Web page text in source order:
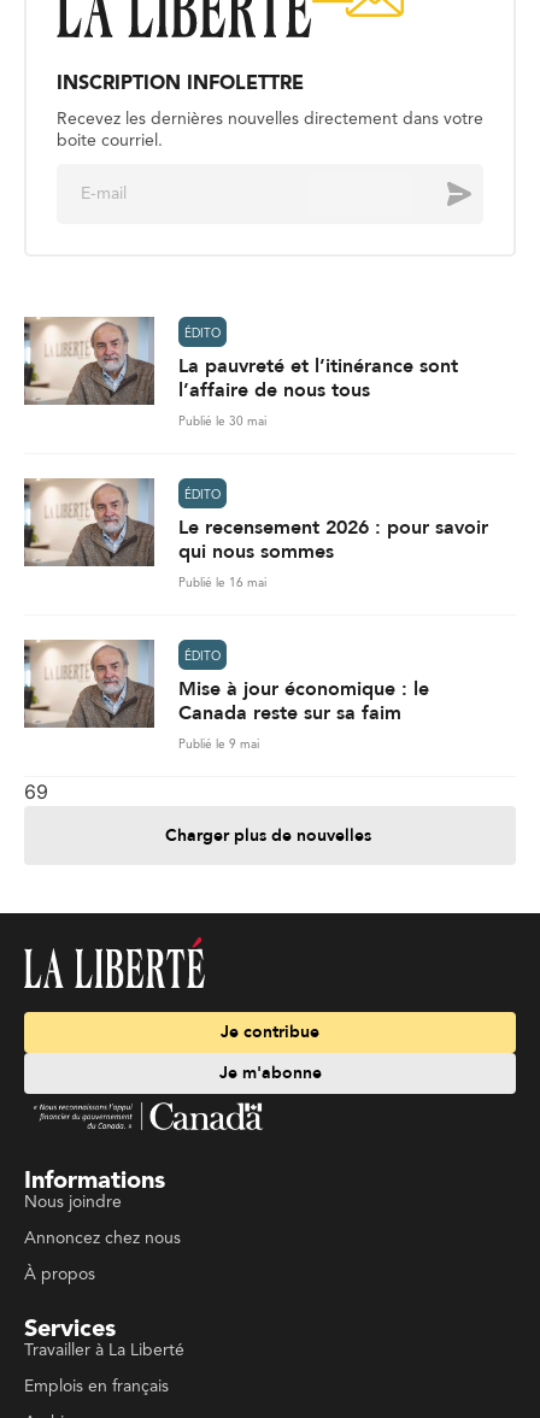
INSCRIPTION INFOLETTRE
Recevez les dernières nouvelles directement dans votre
boite courriel.
Envoyer
ÉDITO
La pauvreté et l’itinérance sont
l’affaire de nous tous
Publié le 30 mai
ÉDITO
Le recensement 2026 : pour savoir
qui nous sommes
Publié le 16 mai
ÉDITO
Mise à jour économique : le
Canada reste sur sa faim
Publié le 9 mai
69
Charger plus de nouvelles
Je contribue
Je m'abonne
Informations
Nous joindre
Annoncez chez nous
À propos
Services
Travailler à La Liberté
Emplois en français